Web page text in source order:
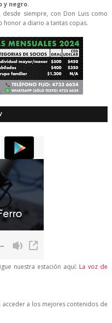
y negro.
siempre, con Don Luis como
honor a diario a tantas copas.
nuestra estación aquí: La voz de
a los mejores contenidos de